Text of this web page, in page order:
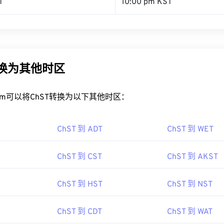
10:00 pm KST
为其他时区
可以将ChST转换为以下其他时区：
ChST 到 ADT ChST 到 WET
ChST 到 CST ChST 到 AKST
ChST 到 HST ChST 到 NST
ChST 到 CDT ChST 到 WAT